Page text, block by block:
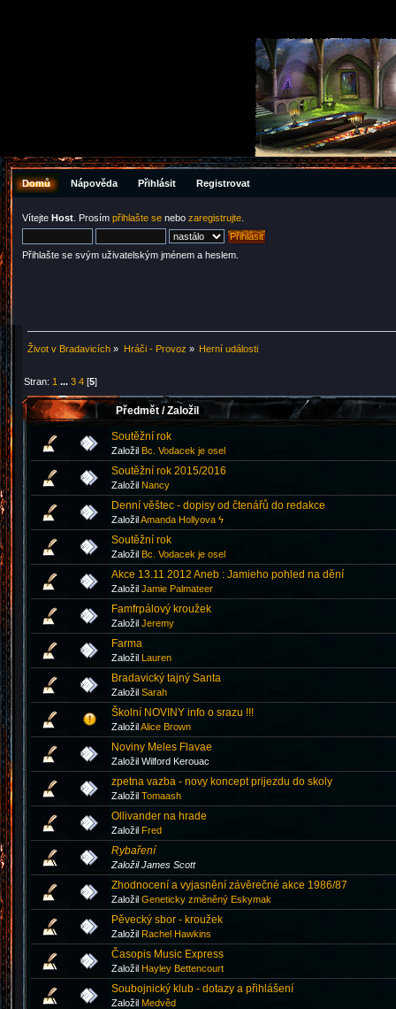
Domů Nápověda Přihlásit Registrovat
Vítejte Host . Prosím přihlašte se nebo zaregistrujte
Přihlašte se svým uživatelským jménem a heslem.
Život v Bradavicích » Hráči - Provoz » Herní události
Stran: 1 ...3 4 [5]
Předmět /Založil
Soutěžní rok
Založil Bc. Vodacek je osel
Soutěžní rok 2015/2016
Založil Nancy
Denní věštec - dopisy od čtenářů do redakce
ZaložilAmanda Hollyova ϟ
Soutěžní rok
Založil Bc. Vodacek je osel
Akce 13.11 2012 Aneb : Jamieho pohled na dění
Založil Jamie Palmateer
Famfrpálový kroužek
Založil Jeremy
Farma
Založil Lauren
Bradavický tajný Santa
Založil Sarah
Školní NOVINY info o srazu !!!
ZaložilAlice Brown
Noviny Meles Flavae
Založil Wilford Kerouac
zpetna vazba - novy koncept prijezdu do skoly
Založil Tomaash
Ollivander na hrade
Založil Fred
Rybaření
Založil James Scott
Zhodnocení a vyjasnění závěrečné akce 1986/87
Založil Geneticky změněný Eskymak
Pěvecký sbor - kroužek
Založil Rachel Hawkins
Časopis Music Express
Založil Hayley Bettencourt
Soubojnický klub - dotazy a přihlášení
Založil Medvěd